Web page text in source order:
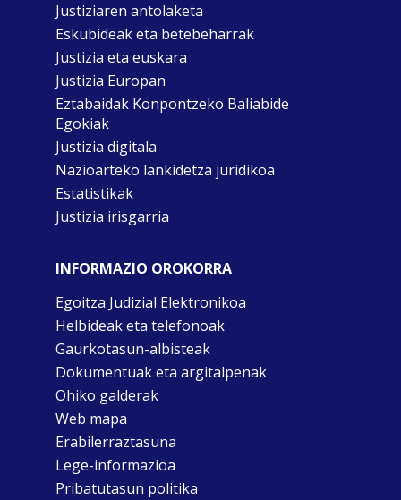
Justiziaren antolaketa
Eskubideak eta betebeharrak
Justizia eta euskara
Justizia Europan
Eztabaidak Konpontzeko Baliabide
Egokiak
Justizia digitala
Nazioarteko lankidetza juridikoa
Estatistikak
Justizia irisgarria
INFORMAZIO OROKORRA
Egoitza Judizial Elektronikoa
Helbideak eta telefonoak
Gaurkotasun-albisteak
Dokumentuak eta argitalpenak
Ohiko galderak
Web mapa
Erabilerraztasuna
Lege-informazioa
Pribatutasun politika